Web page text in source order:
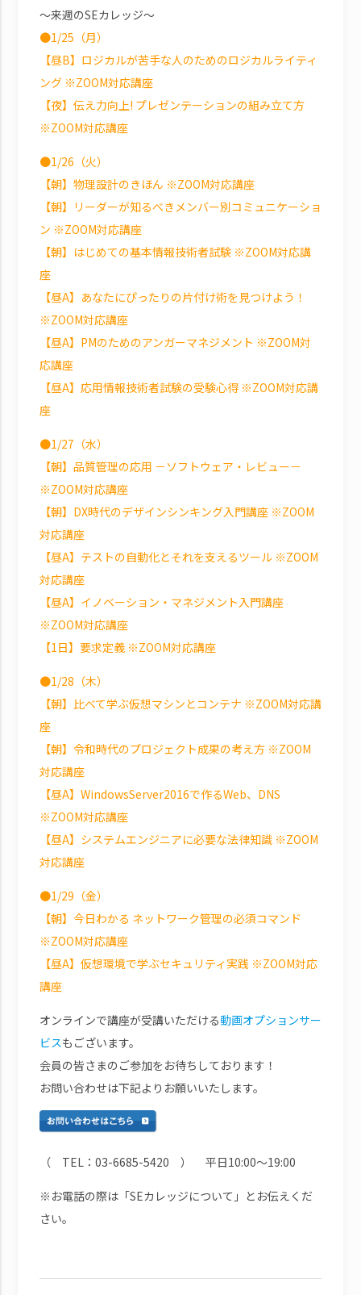
～来週のSEカレッジ～
●1/25（月）
【昼B】ロジカルが苦手な人のためのロジカルライティ
ング ※ZOOM対応講座
【夜】伝え力向上! プレゼンテーションの組み立て方
※ZOOM対応講座
●1/26（火）
【朝】物理設計のきほん ※ZOOM対応講座
【朝】リーダーが知るべきメンバー別コミュニケーショ
ン ※ZOOM対応講座
【朝】はじめての基本情報技術者試験 ※ZOOM対応講
座
【昼A】あなたにぴったりの片付け術を見つけよう！
※ZOOM対応講座
【昼A】PMのためのアンガーマネジメント ※ZOOM対
応講座
【昼A】応用情報技術者試験の受験心得 ※ZOOM対応講
座
●1/27（水）
【朝】品質管理の応用 －ソフトウェア・レビュー－
※ZOOM対応講座
【朝】DX時代のデザインシンキング入門講座 ※ZOOM
対応講座
【昼A】テストの自動化とそれを支えるツール ※ZOOM
対応講座
【昼A】イノベーション・マネジメント入門講座
※ZOOM対応講座
【1日】要求定義 ※ZOOM対応講座
●1/28（木）
【朝】比べて学ぶ仮想マシンとコンテナ ※ZOOM対応講
座
【朝】令和時代のプロジェクト成果の考え方 ※ZOOM
対応講座
【昼A】WindowsServer2016で作るWeb、DNS
※ZOOM対応講座
【昼A】システムエンジニアに必要な法律知識 ※ZOOM
対応講座
●1/29（金）
【朝】今日わかる ネットワーク管理の必須コマンド
※ZOOM対応講座
【昼A】仮想環境で学ぶセキュリティ実践 ※ZOOM対応
講座
オンラインで講座が受講いただける動画オプションサー
ビスもございます。
会員の皆さまのご参加をお待ちしております！
お問い合わせは下記よりお願いいたします。
（ TEL：03-6685-5420 ） 平日10:00～19:00
※お電話の際は「SEカレッジについて」とお伝えくだ
さい。